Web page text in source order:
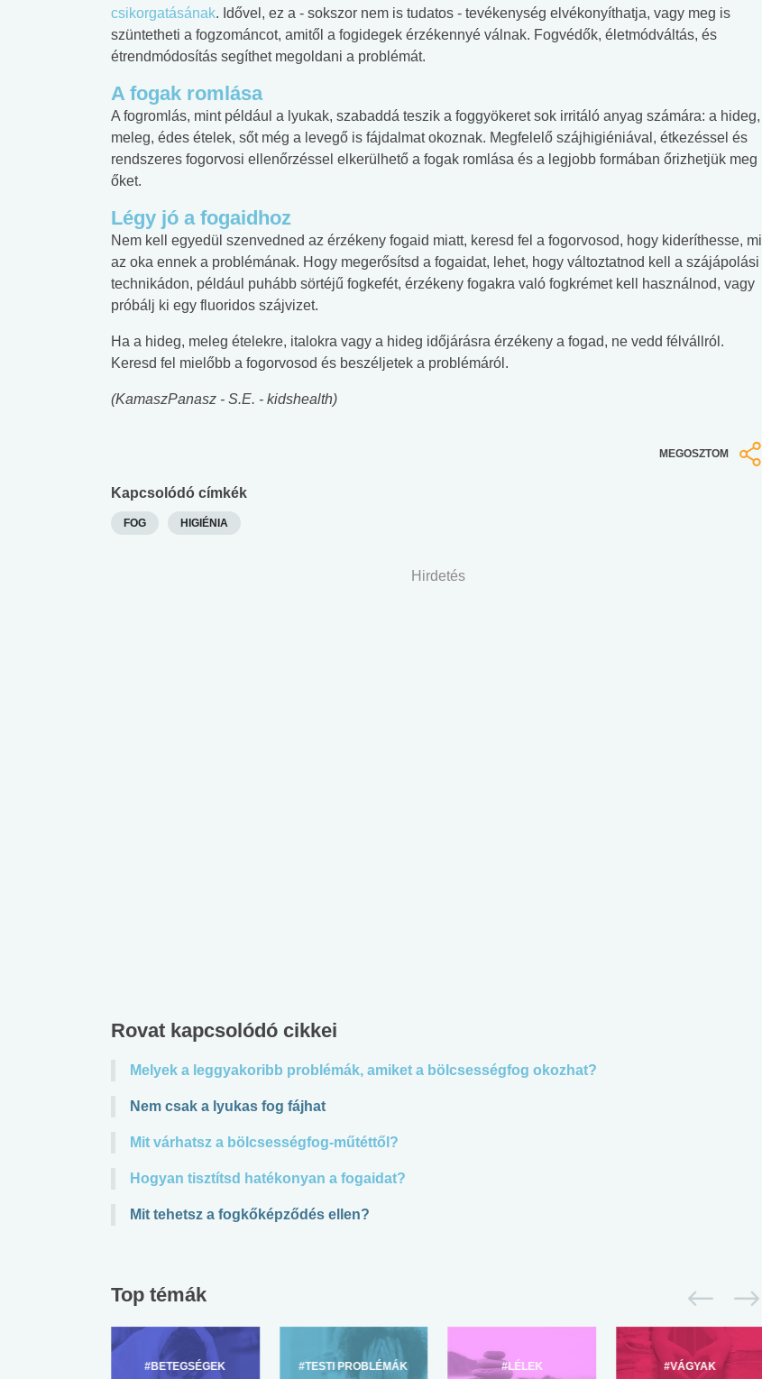
csikorgatásának. Idővel, ez a - sokszor nem is tudatos - tevékenység elvékonyíthatja, vagy meg is
szüntetheti a fogzománcot, amitől a fogidegek érzékennyé válnak. Fogvédők, életmódváltás, és
étrendmódosítás segíthet megoldani a problémát.
A fogak romlása
A fogromlás, mint például a lyukak, szabaddá teszik a foggyökeret sok irritáló anyag számára: a hideg,
meleg, édes ételek, sőt még a levegő is fájdalmat okoznak. Megfelelő szájhigiéniával, étkezéssel és
rendszeres fogorvosi ellenőrzéssel elkerülhető a fogak romlása és a legjobb formában őrizhetjük meg
őket.
Légy jó a fogaidhoz
Nem kell egyedül szenvedned az érzékeny fogaid miatt, keresd fel a fogorvosod, hogy kideríthesse, mi
az oka ennek a problémának. Hogy megerősítsd a fogaidat, lehet, hogy változtatnod kell a szájápolási
technikádon, például puhább sörtéjű fogkefét, érzékeny fogakra való fogkrémet kell használnod, vagy
próbálj ki egy fluoridos szájvizet.
Ha a hideg, meleg ételekre, italokra vagy a hideg időjárásra érzékeny a fogad, ne vedd félvállról.
Keresd fel mielőbb a fogorvosod és beszéljetek a problémáról.
(KamaszPanasz - S.E. - kidshealth)
MEGOSZTOM
Kapcsolódó címkék
FOG HIGIÉNIA
Hirdetés
Rovat kapcsolódó cikkei
Melyek a leggyakoribb problémák, amiket a bölcsességfog okozhat?
Nem csak a lyukas fog fájhat
Mit várhatsz a bölcsességfog-műtéttől?
Hogyan tisztítsd hatékonyan a fogaidat?
Mit tehetsz a fogkőképződés ellen?
Top témák
#BETEGSÉGEK #TESTI PROBLÉMÁK #LÉLEK #VÁGYAK
#Zöldövezet
Mekkora az ökológiai
lábnyomod?
Elsősegély
tudásteszt
Angol középfokú
nyelvvizsga teszt -
No.42
Internet-függőség
teszt